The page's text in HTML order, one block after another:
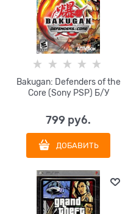
Bakugan: Defenders of the
Core (Sony PSP) Б/У
799 руб.
ДОБАВИТЬ